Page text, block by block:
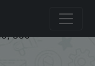
SEAGO Sonic,
зубная щетка с 3
360